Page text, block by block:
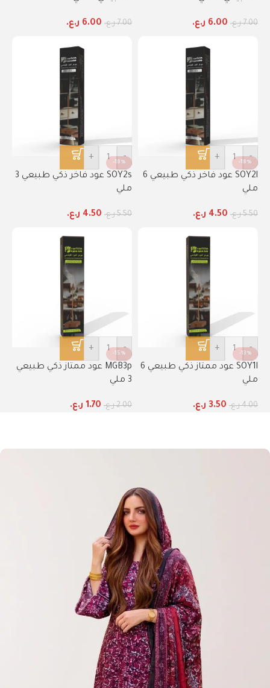
7.00 ر.ع. 6.00 ر.ع. 7.00 ر.ع. 6.00 ر.ع.
-18%
-
+
SOY2l عود فاخر ذكي طبيعي 6
ملي
5.50 ر.ع. 4.50 ر.ع.
-18%
-
+
SOY2s عود فاخر ذكي طبيعي 3
ملي
5.50 ر.ع. 4.50 ر.ع.
-13%
-
+
SOY1l عود ممتاز ذكي طبيعي 6
ملي
4.00 ر.ع. 3.50 ر.ع.
-15%
-
+
MGB3p عود ممتاز ذكي طبيعي
3 ملي
2.00 ر.ع. 1.70 ر.ع.